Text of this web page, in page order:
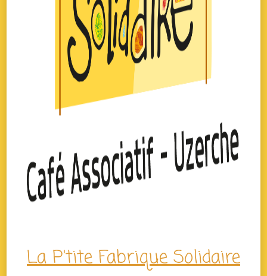
La P'tite Fabrique Solidaire